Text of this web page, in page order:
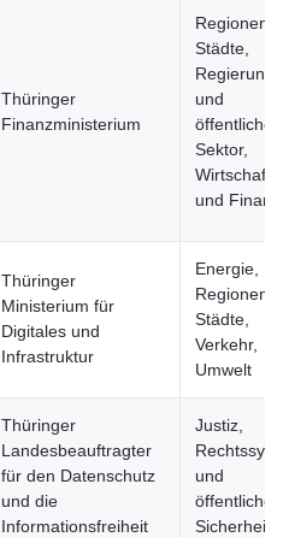
Thüringer
Finanzministerium
Regionen
Städte,
Regierung
und
öffentlicher
Sektor,
Wirtschaft
und
Thüringer
Ministerium für
Digitales und
Infrastruktur
Energie,
Regionen
Städte,
Verkehr,
Umwelt
Thüringer
Landesbeauftragter
für den Datenschutz
und die
Informationsfreiheit
Justiz,
und
öffentliche
Sicherheit